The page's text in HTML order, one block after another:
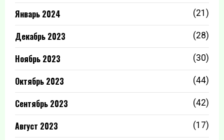
Январь 2024 (21)
Декабрь 2023 (28)
Ноябрь 2023 (30)
Октябрь 2023 (44)
Сентябрь 2023 (42)
Август 2023 (17)